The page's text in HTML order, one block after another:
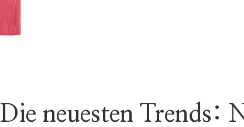
Die neuesten Trends: